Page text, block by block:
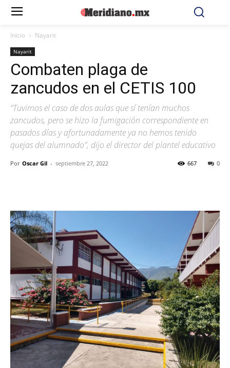
Inicio Nayarit
Nayarit
Combaten plaga de
zancudos en el CETIS 100
“Tuvimos el caso de dos aulas que sí tenían muchos
zancudos, pero se hizo la fumigación correspondiente en
pasados días y afortunadamente ya no hemos tenido
quejas del alumnado”, dijo el director del plantel educativo
Por Oscar Gil - septiembre 27, 2022 0
667